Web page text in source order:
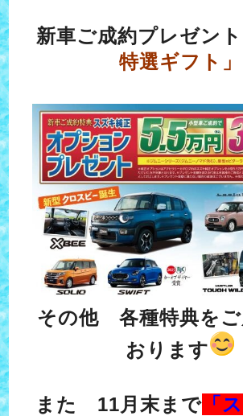
新車ご成約プレゼント
特選ギフト」
その他 各種特典をご
おります
また 11月末まで 「